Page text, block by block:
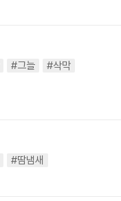
#그늘
#삭막
#땀냄새